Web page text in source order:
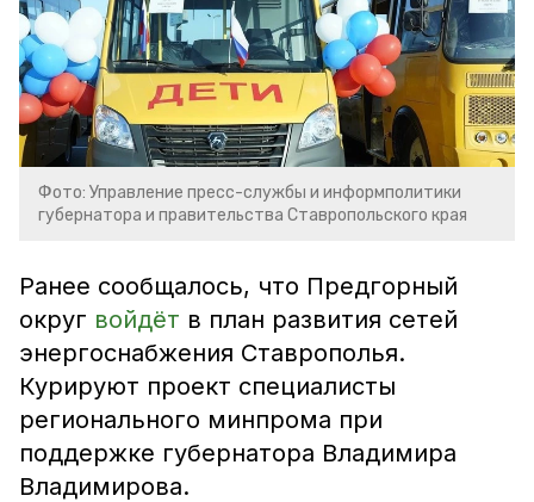
Фото: Управление пресс-службы и информполитики
губернатора и правительства Ставропольского края
Ранее сообщалось, что Предгорный
округ войдёт в план развития сетей
энергоснабжения Ставрополья.
Курируют проект специалисты
регионального минпрома при
поддержке губернатора Владимира
Владимирова.